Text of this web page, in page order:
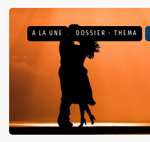
A LA UNE DOSSIER - THEMA